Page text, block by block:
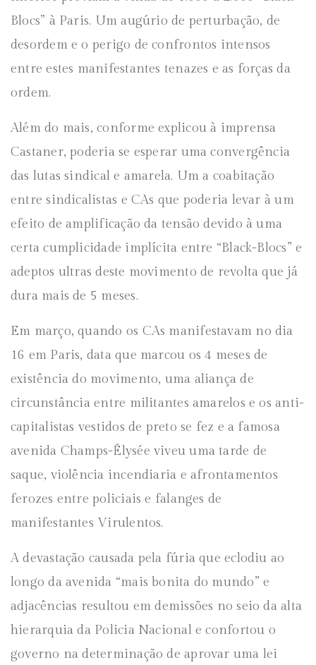
Blocs” à Paris. Um augúrio de perturbação, de
desordem e o perigo de confrontos intensos
entre estes manifestantes tenazes e as forças da
ordem.
Além do mais, conforme explicou à imprensa
Castaner, poderia se esperar uma convergência
das lutas sindical e amarela. Um a coabitação
entre sindicalistas e CAs que poderia levar à um
efeito de amplificação da tensão devido à uma
certa cumplicidade implícita entre “Black-Blocs” e
adeptos ultras deste movimento de revolta que já
dura mais de 5 meses.
Em março, quando os CAs manifestavam no dia
16 em Paris, data que marcou os 4 meses de
existência do movimento, uma aliança de
circunstância entre militantes amarelos e os anti-
capitalistas vestidos de preto se fez e a famosa
avenida Champs-Élysée viveu uma tarde de
saque, violência incendiaria e afrontamentos
ferozes entre policiais e falanges de
manifestantes Virulentos.
A devastação causada pela fúria que eclodiu ao
longo da avenida “mais bonita do mundo” e
adjacências resultou em demissões no seio da alta
hierarquia da Policia Nacional e confortou o
governo na determinação de aprovar uma lei